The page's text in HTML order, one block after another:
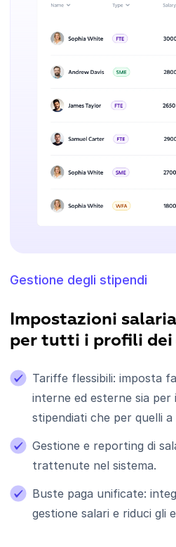
Gestione degli stipendi
Impostazioni
per tutti i profili dei
Tariffe flessibili: imposta
interne ed esterne sia per
stipendiati che per quelli a
Gestione e reporting di
trattenute nel sistema.
Buste paga unificate:
gestione salari e riduci gli